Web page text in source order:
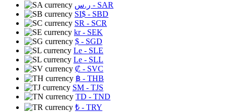
ر.س - SAR
SI$ - SBD
SR - SCR
kr- SEK
$ - SGD
Le - SLE
Le - SLL
₡ - SVC
฿ - THB
ЅМ - TJS
TD - TND
₺ - TRY